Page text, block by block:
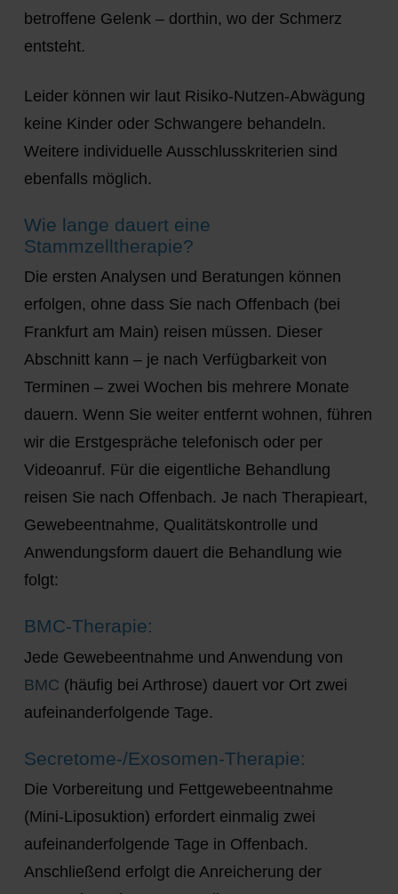
betroffene Gelenk – dorthin, wo der Schmerz
entsteht.
Leider können wir laut Risiko-Nutzen-Abwägung
keine Kinder oder Schwangere behandeln.
Weitere individuelle Ausschlusskriterien sind
ebenfalls möglich.
Wie lange dauert eine
Stammzelltherapie?
Die ersten Analysen und Beratungen können
erfolgen, ohne dass Sie nach Offenbach (bei
Frankfurt am Main) reisen müssen. Dieser
Abschnitt kann – je nach Verfügbarkeit von
Terminen – zwei Wochen bis mehrere Monate
dauern. Wenn Sie weiter entfernt wohnen, führen
wir die Erstgespräche telefonisch oder per
Videoanruf. Für die eigentliche Behandlung
reisen Sie nach Offenbach. Je nach Therapieart,
Gewebeentnahme, Qualitätskontrolle und
Anwendungsform dauert die Behandlung wie
folgt:
BMC-Therapie:
Jede Gewebeentnahme und Anwendung von
BMC (häufig bei Arthrose) dauert vor Ort zwei
aufeinanderfolgende Tage.
Secretome-/Exosomen-Therapie:
Die Vorbereitung und Fettgewebeentnahme
(Mini-Liposuktion) erfordert einmalig zwei
aufeinanderfolgende Tage in Offenbach.
Anschließend erfolgt die Anreicherung der